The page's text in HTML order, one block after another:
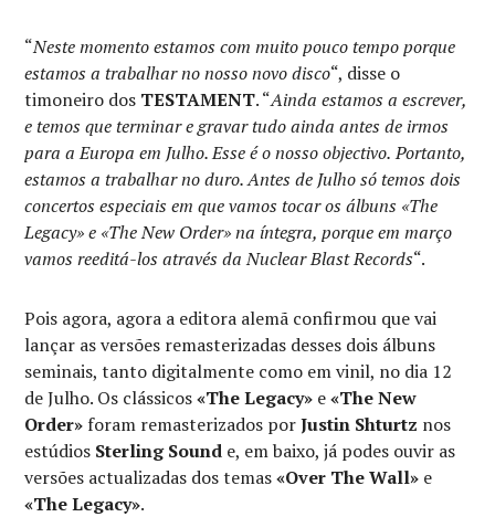
“Neste momento estamos com muito pouco tempo porque
estamos a trabalhar no nosso novo disco“, disse o
timoneiro dos TESTAMENT. “Ainda estamos a escrever,
e temos que terminar e gravar tudo ainda antes de irmos
para a Europa em Julho. Esse é o nosso objectivo. Portanto,
estamos a trabalhar no duro. Antes de Julho só temos dois
concertos especiais em que vamos tocar os álbuns «The
Legacy» e «The New Order» na íntegra, porque em março
vamos reeditá-los através da Nuclear Blast Records“.
Pois agora, agora a editora alemã confirmou que vai
lançar as versões remasterizadas desses dois álbuns
seminais, tanto digitalmente como em vinil, no dia 12
de Julho. Os clássicos«The Legacy» e«The New
Order» foram remasterizados porJustin Shturtz nos
estúdios Sterling Sound e, em baixo, já podes ouvir as
versões actualizadas dos temas«Over The Wall» e
«The Legacy».